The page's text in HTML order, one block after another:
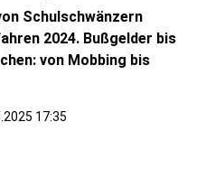
Schulschwänzern
2024. Bußgelder bis
von Mobbing bis
17:35